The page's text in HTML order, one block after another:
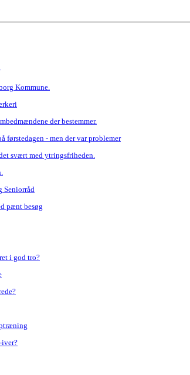
Kommune.
der bestemmer.
førstedagen - men der var problemer
svært med ytringsfriheden.
Seniorråd
pænt besøg
i god tro?
iver?